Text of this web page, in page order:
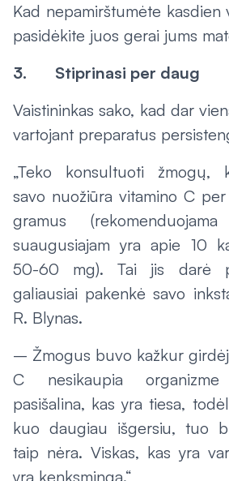
Kad nepamirštumėte kasdien
pasidėkite juos gerai jums
3. Stiprinasi per daug
Vaistininkas sako, kad dar
vartojant preparatus
„Teko konsultuoti žmogų,
savo nuožiūra vitamino C
gramus
suaugusiajam yra apie 10
50-60 mg). Tai jis darė
galiausiai pakenkė savo
R. Blynas.
– Žmogus buvo kažkur
C nesikaupia
pasišalina, kas yra tiesa,
kuo daugiau išgersiu, tuo
taip nėra. Viskas, kas yra
yra kenksminga.“